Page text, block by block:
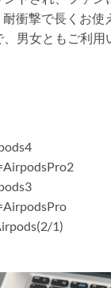
衝撃で長くお使
男女ともご利用
1)